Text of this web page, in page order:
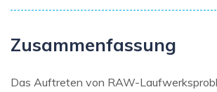
Zusammenfassung
Das Auftreten von RAW-